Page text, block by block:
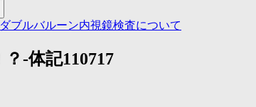
ブルバルーン内視鏡検査について
-体記110717